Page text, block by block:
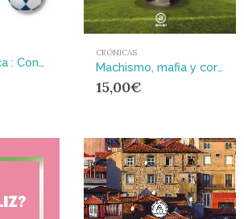
Fútbol y política : Conversaciones desde la izquierda
CRÓNICAS
Machismo, mafia y corrupción en el fútbol español : AKAL
15,00€